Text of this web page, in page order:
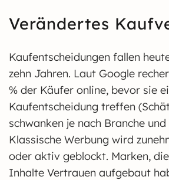
Verändertes
Kaufentscheidungen fallen
zehn Jahren. Laut Google
% der Käufer online, bevor sie
Kaufentscheidung treffen
schwanken je nach Branche
Klassische Werbung wird
oder aktiv geblockt. Marken,
Inhalte Vertrauen aufgebaut